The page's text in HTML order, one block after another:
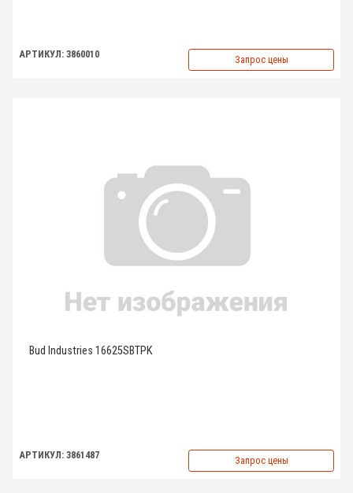
АРТИКУЛ: 3860010 Запрос цены
Bud Industries 16625SBTPK
АРТИКУЛ: 3861487 Запрос цены